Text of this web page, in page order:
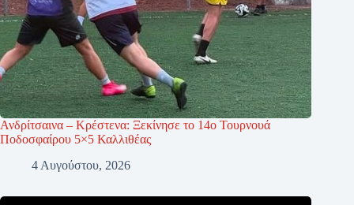
Ανδρίτσαινα – Κρέστενα: Ξεκίνησε το 14ο Τουρνουά
Ποδοσφαίρου 5×5 Καλλιθέας
4 Αυγούστου, 2026